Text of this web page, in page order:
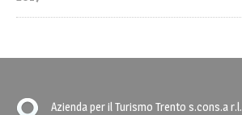
Azienda per il Turismo Trento s.cons.a r.l.